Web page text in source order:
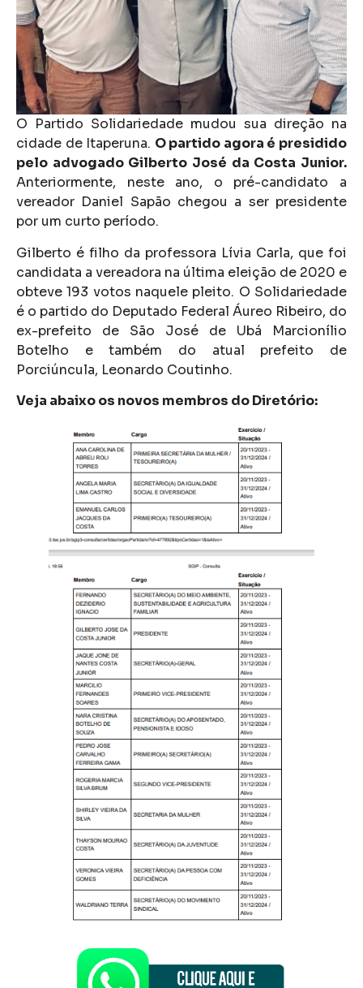
O Partido Solidariedade mudou sua direção na
cidade de Itaperuna. O partido agora é presidido
pelo advogado Gilberto José da Costa Junior.
Anteriormente, neste ano, o pré-candidato a
vereador Daniel Sapão chegou a ser presidente
por um curto período.
Gilberto é filho da professora Lívia Carla, que foi
candidata a vereadora na última eleição de 2020 e
obteve 193 votos naquele pleito. O Solidariedade
é o partido do Deputado Federal Áureo Ribeiro, do
ex-prefeito de São José de Ubá Marcionílio
Botelho e também do atual prefeito de
Porciúncula, Leonardo Coutinho.
Veja abaixo os novos membros do Diretório: